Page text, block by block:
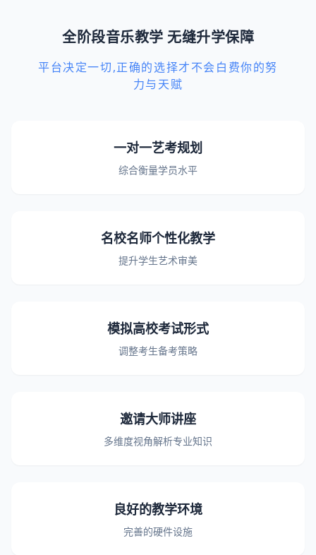
全阶段音乐教学 无缝升学保障
平台决定一切,正确的选择才不会白费你的努
力与天赋
一对一艺考规划
综合衡量学员水平
名校名师个性化教学
提升学生艺术审美
模拟高校考试形式
调整考生备考策略
邀请大师讲座
多维度视角解析专业知识
良好的教学环境
完善的硬件设施